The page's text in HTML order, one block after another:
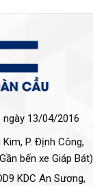
ngày 13/04/2016
P. Định Công,
bến xe Giáp Bát)
KDC An Sương,